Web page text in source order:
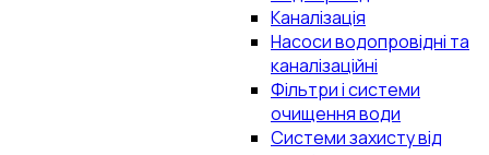
Каналізація
Насоси водопровідні та
каналізаційні
Фільтри і системи
очищення води
Системи захисту від